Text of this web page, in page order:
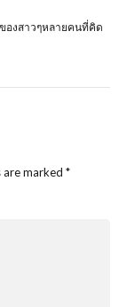
องสาวๆหลายคนที่คิด
are marked *